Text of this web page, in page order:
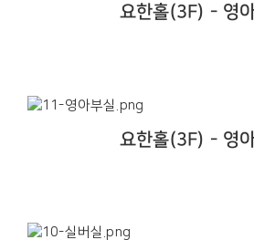
요한홀(3F) - 영
요한홀(3F) - 영